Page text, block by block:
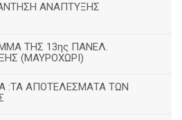
ΑΝΑΠΤΥΞΗΣ
ΤΗΣ 13ης ΠΑΝΕΛ.
(ΜΑΥΡΟΧΩΡΙ)
:ΤΑ ΑΠΟΤΕΛΕΣΜΑΤΑ ΤΩΝ